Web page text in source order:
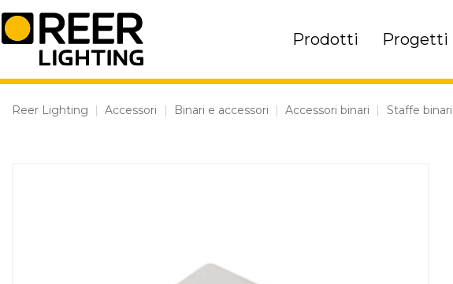
Skip
to
content
Prodotti Progetti
Reer Lighting | Accessori | Binari e accessori | Accessori binari | Staffe binari